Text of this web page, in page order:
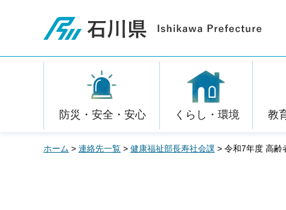
石川県
防災・安全・安心 くらし・環境 教
ホーム > 連絡先一覧 > 健康福祉部長寿社会課 > 令和7年度 高齢